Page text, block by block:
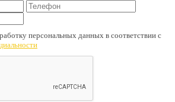
персональных данных в соответствии с